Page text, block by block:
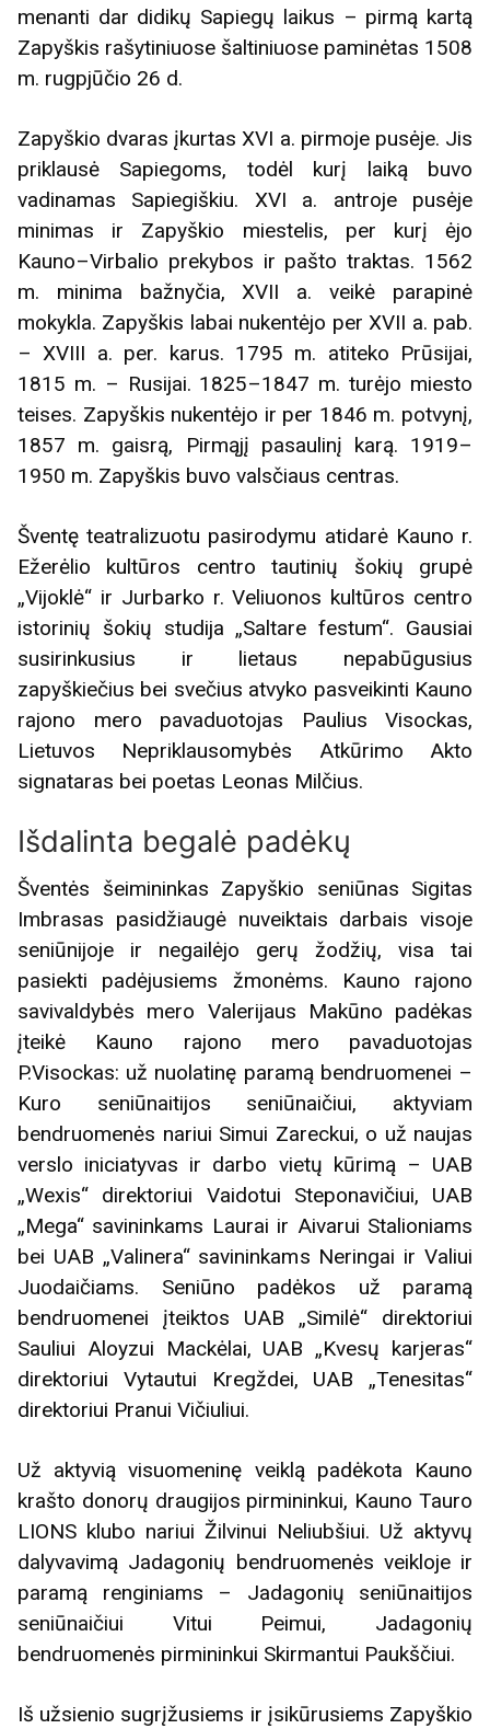
menanti dar didikų Sapiegų laikus – pirmą kartą
Zapyškis rašytiniuose šaltiniuose paminėtas 1508
m. rugpjūčio 26 d.
Zapyškio dvaras įkurtas XVI a. pirmoje pusėje. Jis
priklausė Sapiegoms, todėl kurį laiką buvo
vadinamas Sapiegiškiu. XVI a. antroje pusėje
minimas ir Zapyškio miestelis, per kurį ėjo
Kauno–Virbalio prekybos ir pašto traktas. 1562
m. minima bažnyčia, XVII a. veikė parapinė
mokykla. Zapyškis labai nukentėjo per XVII a. pab.
– XVIII a. per. karus. 1795 m. atiteko Prūsijai,
1815 m. – Rusijai. 1825–1847 m. turėjo miesto
teises. Zapyškis nukentėjo ir per 1846 m. potvynį,
1857 m. gaisrą, Pirmąjį pasaulinį karą. 1919–
1950 m. Zapyškis buvo valsčiaus centras.
Šventę teatralizuotu pasirodymu atidarė Kauno r.
Ežerėlio kultūros centro tautinių šokių grupė
„Vijoklė“ ir Jurbarko r. Veliuonos kultūros centro
istorinių šokių studija „Saltare festum“. Gausiai
susirinkusius ir lietaus nepabūgusius
zapyškiečius bei svečius atvyko pasveikinti Kauno
rajono mero pavaduotojas Paulius Visockas,
Lietuvos Nepriklausomybės Atkūrimo Akto
signataras bei poetas Leonas Milčius.
Išdalinta begalė padėkų
Šventės šeimininkas Zapyškio seniūnas Sigitas
Imbrasas pasidžiaugė nuveiktais darbais visoje
seniūnijoje ir negailėjo gerų žodžių, visa tai
pasiekti padėjusiems žmonėms. Kauno rajono
savivaldybės mero Valerijaus Makūno padėkas
įteikė Kauno rajono mero pavaduotojas
P.Visockas: už nuolatinę paramą bendruomenei –
Kuro seniūnaitijos seniūnaičiui, aktyviam
bendruomenės nariui Simui Zareckui, o už naujas
verslo iniciatyvas ir darbo vietų kūrimą – UAB
„Wexis“ direktoriui Vaidotui Steponavičiui, UAB
„Mega“ savininkams Laurai ir Aivarui Stalioniams
bei UAB „Valinera“ savininkams Neringai ir Valiui
Juodaičiams. Seniūno padėkos už paramą
bendruomenei įteiktos UAB „Similė“ direktoriui
Sauliui Aloyzui Mackėlai, UAB „Kvesų karjeras“
direktoriui Vytautui Kregždei, UAB „Tenesitas“
direktoriui Pranui Vičiuliui.
Už aktyvią visuomeninę veiklą padėkota Kauno
krašto donorų draugijos pirmininkui, Kauno Tauro
LIONS klubo nariui Žilvinui Neliubšiui. Už aktyvų
dalyvavimą Jadagonių bendruomenės veikloje ir
paramą renginiams – Jadagonių seniūnaitijos
seniūnaičiui Vitui Peimui, Jadagonių
bendruomenės pirmininkui Skirmantui Paukščiui.
Iš užsienio sugrįžusiems ir įsikūrusiems Zapyškio